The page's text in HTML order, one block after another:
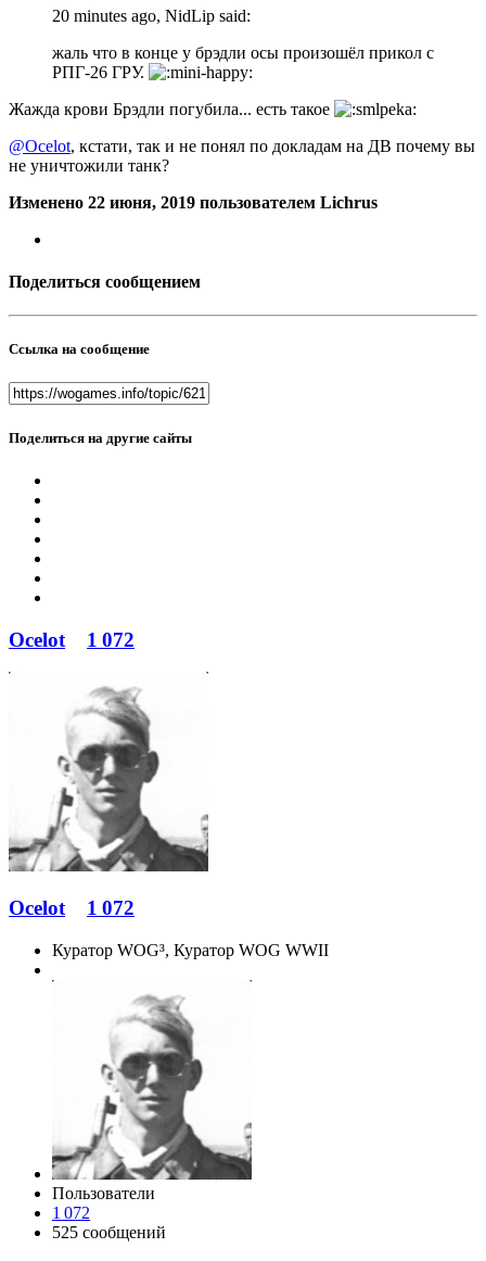
20 minutes ago, NidLip said:
жаль что в конце у брэдли осы произошёл прикол с
РПГ-26 ГРУ.
Жажда крови Брэдли погубила... есть такое
@Ocelot, кстати, так и не понял по докладам на ДВ почему вы
не уничтожили танк?
Изменено 22 июня, 2019 пользователем Lichrus
Поделиться сообщением
Ссылка на сообщение
Поделиться на другие сайты
Ocelot 1 072
Ocelot 1 072
Куратор WOG³, Куратор WOG WWII
Пользователи
1 072
525 сообщений